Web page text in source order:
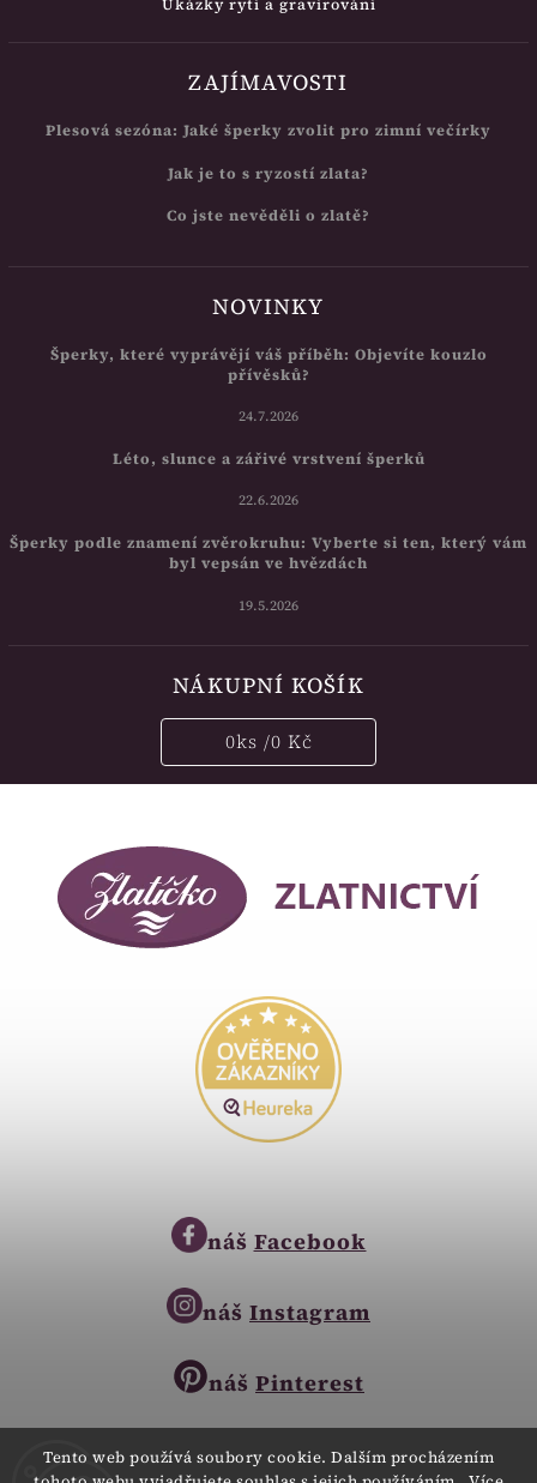
Tento web používá soubory cookie. Dalším procházením
Ukázky rytí a gravírování
ZAJÍMAVOSTI
Plesová sezóna: Jaké šperky zvolit pro zimní večírky
Jak je to s ryzostí zlata?
Co jste nevěděli o zlatě?
NOVINKY
Šperky, které vyprávějí váš příběh: Objevíte kouzlo
přívěsků?
24.7.2026
Léto, slunce a zářivé vrstvení šperků
22.6.2026
Šperky podle znamení zvěrokruhu: Vyberte si ten, který vám
byl vepsán ve hvězdách
19.5.2026
NÁKUPNÍ KOŠÍK
0ks /0 Kč
náš Facebook
náš Instagram
náš Pinterest